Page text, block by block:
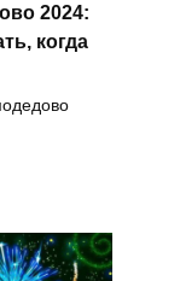
2024:
когда